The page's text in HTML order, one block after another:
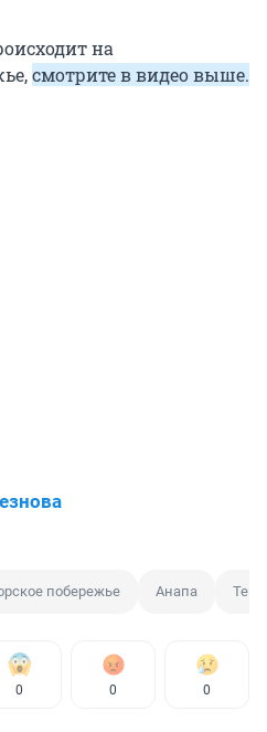
на
смотрите в видео выше.
побережье Анапа
0 0 0